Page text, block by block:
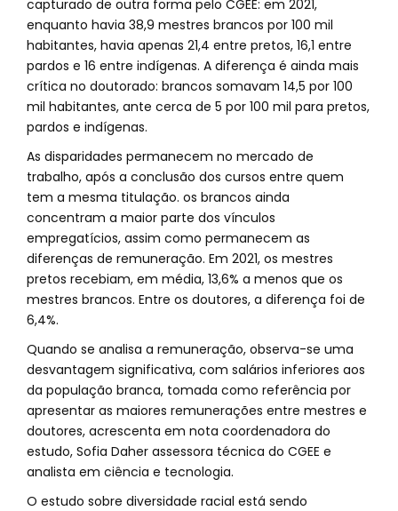
capturado de outra forma pelo CGEE: em 2021,
enquanto havia 38,9 mestres brancos por 100 mil
habitantes, havia apenas 21,4 entre pretos, 16,1 entre
pardos e 16 entre indígenas. A diferença é ainda mais
crítica no doutorado: brancos somavam 14,5 por 100
mil habitantes, ante cerca de 5 por 100 mil para pretos,
pardos e indígenas.
As disparidades permanecem no mercado de
trabalho, após a conclusão dos cursos entre quem
tem a mesma titulação. os brancos ainda
concentram a maior parte dos vínculos
empregatícios, assim como permanecem as
diferenças de remuneração. Em 2021, os mestres
pretos recebiam, em média, 13,6% a menos que os
mestres brancos. Entre os doutores, a diferença foi de
6,4%.
Quando se analisa a remuneração, observa-se uma
desvantagem significativa, com salários inferiores aos
da população branca, tomada como referência por
apresentar as maiores remunerações entre mestres e
doutores, acrescenta em nota coordenadora do
estudo, Sofia Daher assessora técnica do CGEE e
analista em ciência e tecnologia.
O estudo sobre diversidade racial está sendo